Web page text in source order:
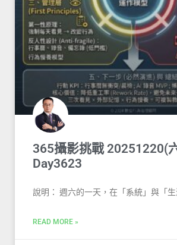
365攝影挑戰 20251220(
Day3623
說明： 週六的一天，在「系統」與「生
READ MORE »